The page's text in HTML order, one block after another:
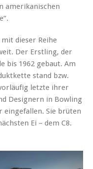
amerikanischen
dieser Reihe
Der Erstling, der
bis 1962 gebaut. Am
stand bzw.
letzte ihrer
Designern in Bowling
eingefallen. Sie brüten
Ei – dem C8.